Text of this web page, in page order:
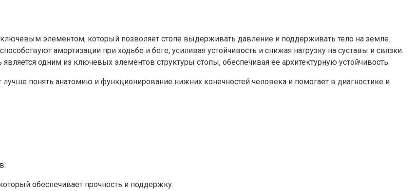
элементом, который позволяет стопе выдерживать давление и поддерживать тело на земле.
амортизации при ходьбе и беге, усиливая устойчивость и снижая нагрузку на суставы и связки.
одним из ключевых элементов структуры стопы, обеспечивая ее архитектурную устойчивость.
понять анатомию и функционирование нижних конечностей человека и помогает в диагностике и
обеспечивает прочность и поддержку.